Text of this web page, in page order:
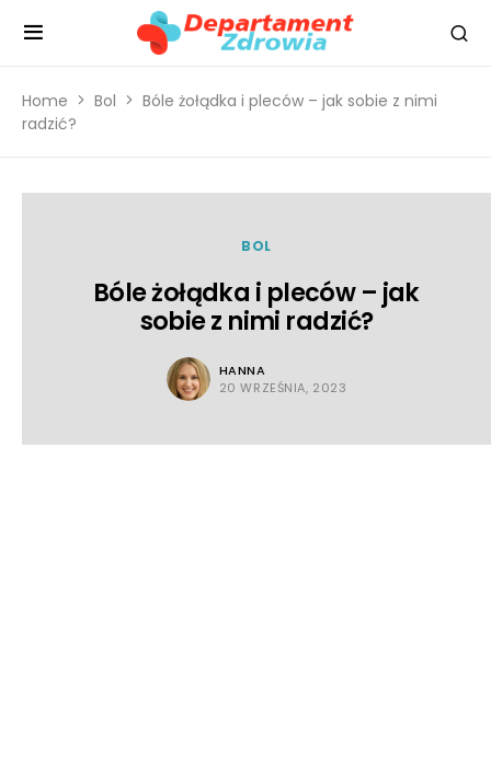
Home Bol
Bóle żołądka i pleców – jak sobie z nimi
radzić?
BOL
Bóle żołądka i pleców – jak
sobie z nimi radzić?
HANNA
20 WRZEŚNIA, 2023